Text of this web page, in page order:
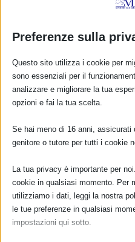
Conferenza ILCA e
3 Ottobre 2008
RISPONDI
Preferenze sulla
Questo sito utilizza i cookie per
sono essenziali per il
analizzare e migliorare la tua
opzioni e fai la tua scelta.
Se hai meno di 16 anni,
genitore o tutore per tutti i cookie
La tua privacy è importante per
cookie in qualsiasi momento. Per
utilizziamo i dati, leggi la nostra
le tue preferenze in qualsiasi
impostazioni qui sotto.